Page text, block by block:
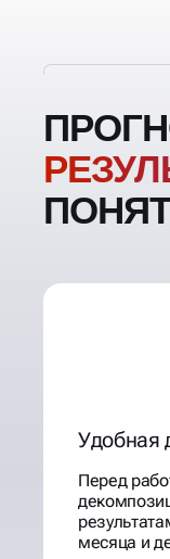
РЕЗУЛ
Удобная
Перед
месяца и